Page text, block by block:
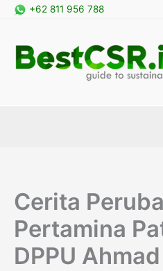
Skip
+62 811 956 788
Cerita
Pertamina
DPPU